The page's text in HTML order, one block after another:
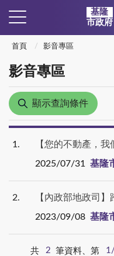
基隆
市政府
首頁 影音專區
影音專區
顯示查詢條件
1 【您的不動產，我
2025/07/31 基隆
2 【內政部地政司
2023/09/08 基隆
共 2 筆資料、第